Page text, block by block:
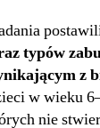
typów
z
w wieku
nie